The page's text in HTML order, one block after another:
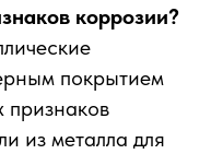
коррозии?
покрытием
признаков
из металла для